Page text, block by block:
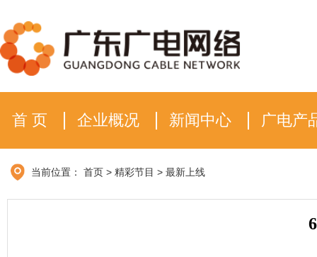
首 页 企业概况 新闻中心 广电产
当前位置： 首页 > 精彩节目 > 最新上线